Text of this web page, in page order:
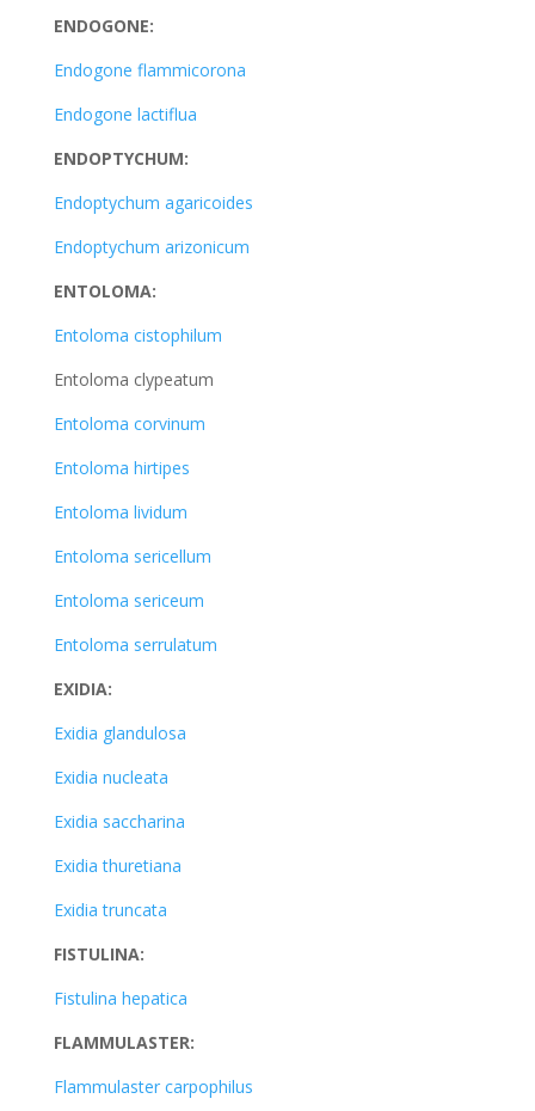
ENDOGONE:
Endogone flammicorona
Endogone lactiflua
ENDOPTYCHUM:
Endoptychum agaricoides
Endoptychum arizonicum
ENTOLOMA:
Entoloma cistophilum
Entoloma clypeatum
Entoloma corvinum
Entoloma hirtipes
Entoloma lividum
Entoloma sericellum
Entoloma sericeum
Entoloma serrulatum
EXIDIA:
Exidia glandulosa
Exidia nucleata
Exidia saccharina
Exidia thuretiana
Exidia truncata
FISTULINA:
Fistulina hepatica
FLAMMULASTER:
Flammulaster carpophilus